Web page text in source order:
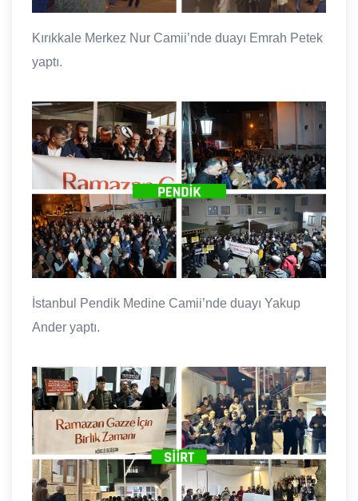
Kırıkkale Merkez Nur Camii’nde duayı Emrah Petek
yaptı.
İstanbul Pendik Medine Camii’nde duayı Yakup
Ander yaptı.